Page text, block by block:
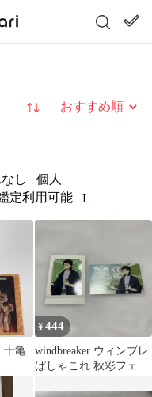
並び替え
し
個人
定利用可能 L
十亀
¥444
windbreaker ウィンブレ
ぱしゃこれ 秋彩フェア